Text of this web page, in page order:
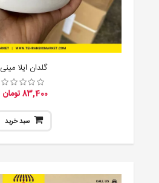
گلدان ایلا مینی
83,400 تومان
سبد خرید